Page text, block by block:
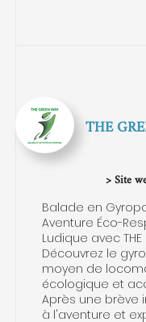
Balade en
Aventure Éco-
Ludique avec THE
Découvrez le
moyen de
écologique et
Après une brève
à l'aventure et
> Site
THE